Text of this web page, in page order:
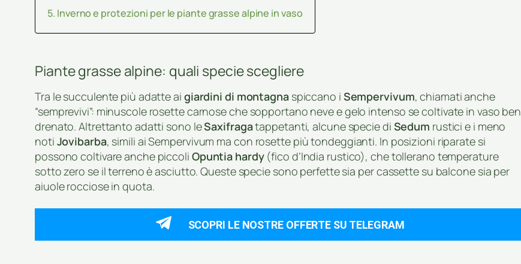
Inverno e protezioni per le piante grasse alpine in vaso
Piante grasse alpine: quali specie scegliere
Tra le succulente più adatte ai giardini di montagnaspiccano i Sempervivum, chiamati anche
“semprevivi”: minuscole rosette carnose che sopportano neve e gelo intenso se coltivate in vaso ben
drenato. Altrettanto adatti sono leSaxifragatappetanti, alcune specie di Sedum rustici e i meno
noti Jovibarba, simili ai Sempervivum ma con rosette più tondeggianti. In posizioni riparate si
possono coltivare anche piccoli Opuntia hardy(fico d’India rustico), che tollerano temperature
sotto zero se il terreno è asciutto. Queste specie sono perfette sia per cassette su balcone sia per
aiuole rocciose in quota.
SCOPRI LE NOSTRE OFFERTE SU TELEGRAM